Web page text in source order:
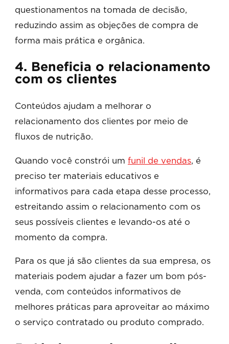
questionamentos na tomada de decisão,
reduzindo assim as objeções de compra de
forma mais prática e orgânica.
4. Beneficia o relacionamento
com os clientes
Conteúdos ajudam a melhorar o
relacionamento dos clientes por meio de
fluxos de nutrição.
Quando você constrói um funil de vendas, é
preciso ter materiais educativos e
informativos para cada etapa desse processo,
estreitando assim o relacionamento com os
seus possíveis clientes e levando-os até o
momento da compra.
Para os que já são clientes da sua empresa, os
materiais podem ajudar a fazer um bom pós-
venda, com conteúdos informativos de
melhores práticas para aproveitar ao máximo
o serviço contratado ou produto comprado.